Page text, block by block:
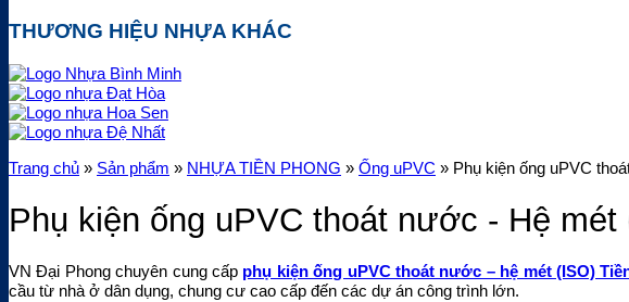
THƯƠNG HIỆU NHỰA KHÁC
Trang chủ » Sản phẩm » NHỰA TIỀN PHONG » Ống uPVC » Phụ kiện ống uPVC
Phụ kiện ống uPVC thoát nước - Hệ mét
VN Đại Phong chuyên cung cấp phụ kiện ống uPVC thoát nước – hệ mét (ISO)
cầu từ nhà ở dân dụng, chung cư cao cấp đến các dự án công trình lớn.